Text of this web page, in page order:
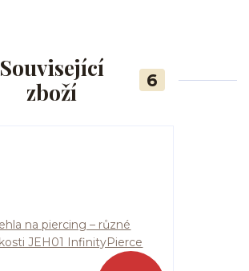
Související
zboží
6